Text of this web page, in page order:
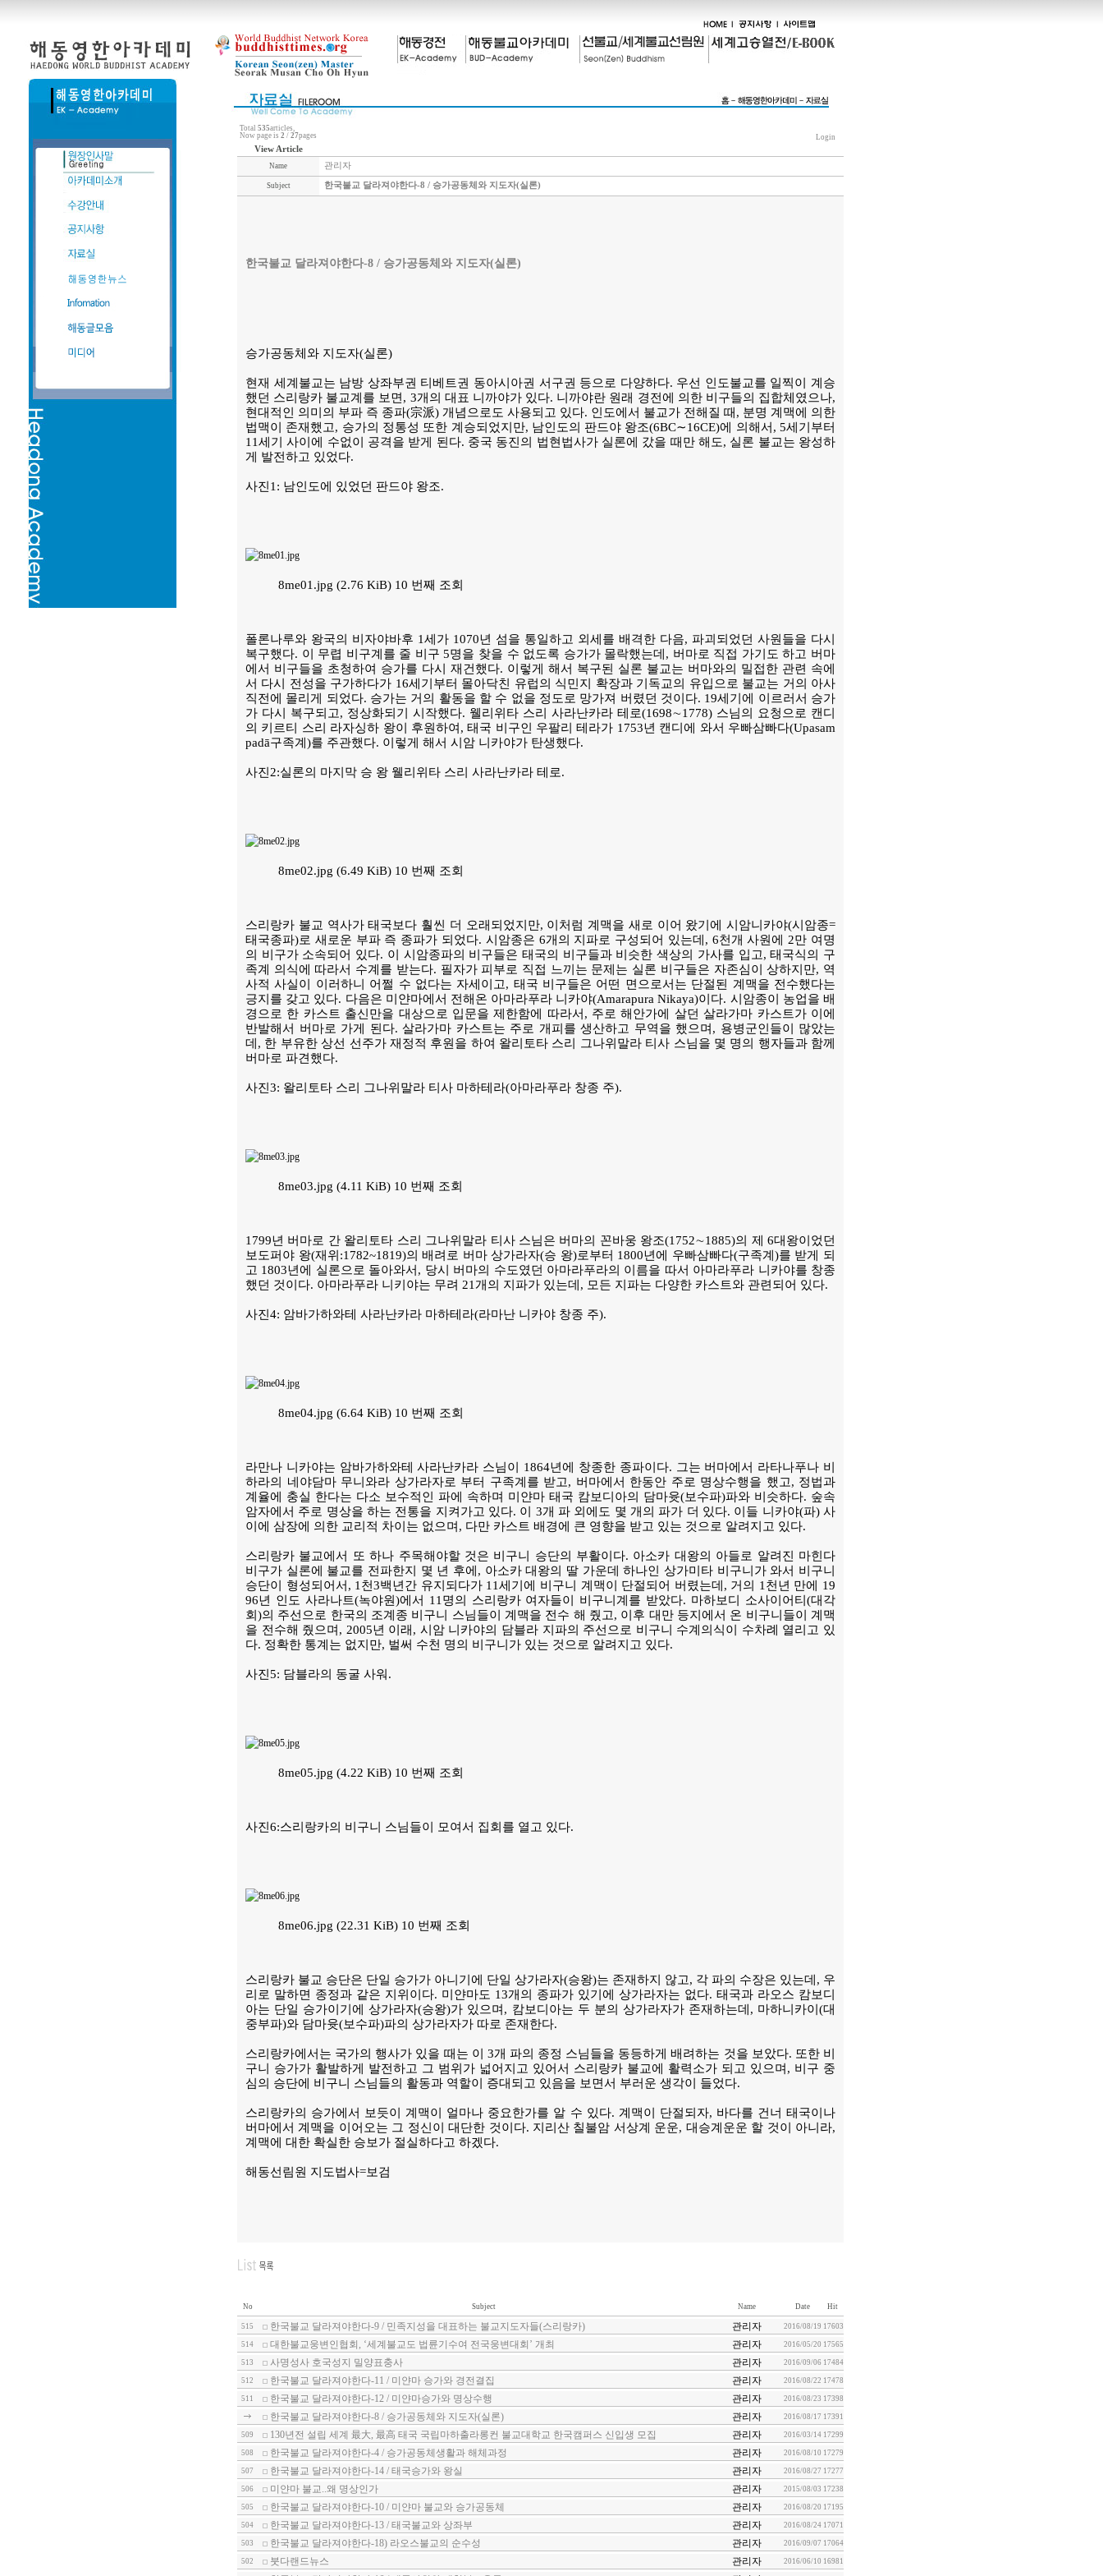
Total 535articles,
Now page is 2 / 27pages Login
View Article
Name 관리자
Subject 한국불교 달라져야한다-8 / 승가공동체와 지도자(실론)
한국불교 달라져야한다-8 / 승가공동체와 지도자(실론)
승가공동체와 지도자(실론)
현재 세계불교는 남방 상좌부권 티베트권 동아시아권 서구권 등으로 다양하다. 우선 인도불교를 일찍이 계승
했던 스리랑카 불교계를 보면, 3개의 대표 니까야가 있다. 니까야란 원래 경전에 의한 비구들의 집합체였으나,
현대적인 의미의 부파 즉 종파(宗派) 개념으로도 사용되고 있다. 인도에서 불교가 전해질 때, 분명 계맥에 의한
법맥이 존재했고, 승가의 정통성 또한 계승되었지만, 남인도의 판드야 왕조(6BC∼16CE)에 의해서, 5세기부터
11세기 사이에 수없이 공격을 받게 된다. 중국 동진의 법현법사가 실론에 갔을 때만 해도, 실론 불교는 왕성하
게 발전하고 있었다.
사진1: 남인도에 있었던 판드야 왕조.
8me01.jpg (2.76 KiB) 10 번째 조회
폴론나루와 왕국의 비자야바후 1세가 1070년 섬을 통일하고 외세를 배격한 다음, 파괴되었던 사원들을 다시
복구했다. 이 무렵 비구계를 줄 비구 5명을 찾을 수 없도록 승가가 몰락했는데, 버마로 직접 가기도 하고 버마
에서 비구들을 초청하여 승가를 다시 재건했다. 이렇게 해서 복구된 실론 불교는 버마와의 밀접한 관련 속에
서 다시 전성을 구가하다가 16세기부터 몰아닥친 유럽의 식민지 확장과 기독교의 유입으로 불교는 거의 아사
직전에 몰리게 되었다. 승가는 거의 활동을 할 수 없을 정도로 망가져 버렸던 것이다. 19세기에 이르러서 승가
가 다시 복구되고, 정상화되기 시작했다. 웰리위타 스리 사라난카라 테로(1698∼1778) 스님의 요청으로 캔디
의 키르티 스리 라자싱하 왕이 후원하여, 태국 비구인 우팔리 테라가 1753년 캔디에 와서 우빠삼빠다(Upasam
padā구족계)를 주관했다. 이렇게 해서 시암 니카야가 탄생했다.
사진2:실론의 마지막 승 왕 웰리위타 스리 사라난카라 테로.
8me02.jpg (6.49 KiB) 10 번째 조회
스리랑카 불교 역사가 태국보다 훨씬 더 오래되었지만, 이처럼 계맥을 새로 이어 왔기에 시암니카야(시암종=
태국종파)로 새로운 부파 즉 종파가 되었다. 시암종은 6개의 지파로 구성되어 있는데, 6천개 사원에 2만 여명
의 비구가 소속되어 있다. 이 시암종파의 비구들은 태국의 비구들과 비슷한 색상의 가사를 입고, 태국식의 구
족계 의식에 따라서 수계를 받는다. 필자가 피부로 직접 느끼는 문제는 실론 비구들은 자존심이 상하지만, 역
사적 사실이 이러하니 어쩔 수 없다는 자세이고, 태국 비구들은 어떤 면으로서는 단절된 계맥을 전수했다는
긍지를 갖고 있다. 다음은 미얀마에서 전해온 아마라푸라 니카야(Amarapura Nikaya)이다. 시암종이 농업을 배
경으로 한 카스트 출신만을 대상으로 입문을 제한함에 따라서, 주로 해안가에 살던 살라가마 카스트가 이에
반발해서 버마로 가게 된다. 살라가마 카스트는 주로 개피를 생산하고 무역을 했으며, 용병군인들이 많았는
데, 한 부유한 상선 선주가 재정적 후원을 하여 왈리토타 스리 그나위말라 티사 스님을 몇 명의 행자들과 함께
버마로 파견했다.
사진3: 왈리토타 스리 그나위말라 티사 마하테라(아마라푸라 창종 주).
8me03.jpg (4.11 KiB) 10 번째 조회
1799년 버마로 간 왈리토타 스리 그나위말라 티사 스님은 버마의 꼰바웅 왕조(1752∼1885)의 제 6대왕이었던
보도퍼야 왕(재위:1782~1819)의 배려로 버마 상가라자(승 왕)로부터 1800년에 우빠삼빠다(구족계)를 받게 되
고 1803년에 실론으로 돌아와서, 당시 버마의 수도였던 아마라푸라의 이름을 따서 아마라푸라 니카야를 창종
했던 것이다. 아마라푸라 니키야는 무려 21개의 지파가 있는데, 모든 지파는 다양한 카스트와 관련되어 있다.
사진4: 암바가하와테 사라난카라 마하테라(라마난 니카야 창종 주).
8me04.jpg (6.64 KiB) 10 번째 조회
라만나 니카야는 암바가하와테 사라난카라 스님이 1864년에 창종한 종파이다. 그는 버마에서 라타나푸나 비
하라의 네야담마 무니와라 상가라자로 부터 구족계를 받고, 버마에서 한동안 주로 명상수행을 했고, 정법과
계율에 충실 한다는 다소 보수적인 파에 속하며 미얀마 태국 캄보디아의 담마윳(보수파)파와 비슷하다. 숲속
암자에서 주로 명상을 하는 전통을 지켜가고 있다. 이 3개 파 외에도 몇 개의 파가 더 있다. 이들 니카야(파) 사
이에 삼장에 의한 교리적 차이는 없으며, 다만 카스트 배경에 큰 영향을 받고 있는 것으로 알려지고 있다.
스리랑카 불교에서 또 하나 주목해야할 것은 비구니 승단의 부활이다. 아소카 대왕의 아들로 알려진 마힌다
비구가 실론에 불교를 전파한지 몇 년 후에, 아소카 대왕의 딸 가운데 하나인 상가미타 비구니가 와서 비구니
승단이 형성되어서, 1천3백년간 유지되다가 11세기에 비구니 계맥이 단절되어 버렸는데, 거의 1천년 만에 19
96년 인도 사라나트(녹야원)에서 11명의 스리랑카 여자들이 비구니계를 받았다. 마하보디 소사이어티(대각
회)의 주선으로 한국의 조계종 비구니 스님들이 계맥을 전수 해 줬고, 이후 대만 등지에서 온 비구니들이 계맥
을 전수해 줬으며, 2005년 이래, 시암 니카야의 담블라 지파의 주선으로 비구니 수계의식이 수차례 열리고 있
다. 정확한 통계는 없지만, 벌써 수천 명의 비구니가 있는 것으로 알려지고 있다.
사진5: 담블라의 동굴 사워.
8me05.jpg (4.22 KiB) 10 번째 조회
사진6:스리랑카의 비구니 스님들이 모여서 집회를 열고 있다.
8me06.jpg (22.31 KiB) 10 번째 조회
스리랑카 불교 승단은 단일 승가가 아니기에 단일 상가라자(승왕)는 존재하지 않고, 각 파의 수장은 있는데, 우
리로 말하면 종정과 같은 지위이다. 미얀마도 13개의 종파가 있기에 상가라자는 없다. 태국과 라오스 캄보디
아는 단일 승가이기에 상가라자(승왕)가 있으며, 캄보디아는 두 분의 상가라자가 존재하는데, 마하니카이(대
중부파)와 담마윳(보수파)파의 상가라자가 따로 존재한다.
스리랑카에서는 국가의 행사가 있을 때는 이 3개 파의 종정 스님들을 동등하게 배려하는 것을 보았다. 또한 비
구니 승가가 활발하게 발전하고 그 범위가 넓어지고 있어서 스리랑카 불교에 활력소가 되고 있으며, 비구 중
심의 승단에 비구니 스님들의 활동과 역할이 증대되고 있음을 보면서 부러운 생각이 들었다.
스리랑카의 승가에서 보듯이 계맥이 얼마나 중요한가를 알 수 있다. 계맥이 단절되자, 바다를 건너 태국이나
버마에서 계맥을 이어오는 그 정신이 대단한 것이다. 지리산 칠불암 서상계 운운, 대승계운운 할 것이 아니라,
계맥에 대한 확실한 승보가 절실하다고 하겠다.
해동선림원 지도법사=보검
No Subject Name Date Hit
515 한국불교 달라져야한다-9 / 민족지성을 대표하는 불교지도자들(스리랑카) 관리자 2016/08/19 17603
514 대한불교웅변인협회, ‘세계불교도 법륜기수여 전국웅변대회’ 개최 관리자 2016/05/20 17565
513 사명성사 호국성지 밀양표충사 관리자 2016/09/06 17484
512 한국불교 달라져야한다-11 / 미얀마 승가와 경전결집 관리자 2016/08/22 17478
511 한국불교 달라져야한다-12 / 미얀마승가와 명상수행 관리자 2016/08/23 17398
한국불교 달라져야한다-8 / 승가공동체와 지도자(실론) 관리자 2016/08/17 17391
509 130년전 설립 세계 最大, 最高 태국 국립마하출라롱컨 불교대학교 한국캠퍼스 신입생 모집 관리자 2016/03/14 17299
508 한국불교 달라져야한다-4 / 승가공동체생활과 해체과정 관리자 2016/08/10 17279
507 한국불교 달라져야한다-14 / 태국승가와 왕실 관리자 2016/08/27 17277
506 미얀마 불교..왜 명상인가 관리자 2015/08/03 17238
505 한국불교 달라져야한다-10 / 미얀마 불교와 승가공동체 관리자 2016/08/20 17195
504 한국불교 달라져야한다-13 / 태국불교와 상좌부 관리자 2016/08/24 17071
503 한국불교 달라져야한다-18) 라오스불교의 순수성 관리자 2016/09/07 17064
502 붓다랜드뉴스 관리자 2016/06/10 16981